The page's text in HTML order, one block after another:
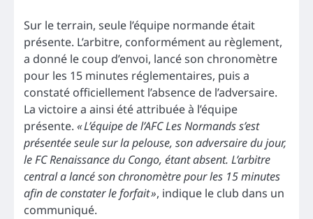
Sur le terrain, seule l’équipe normande était
présente. L’arbitre, conformément au règlement,
a donné le coup d’envoi, lancé son chronomètre
pour les 15 minutes réglementaires, puis a
constaté officiellement l’absence de l’adversaire.
La victoire a ainsi été attribuée à l’équipe
présente. « L’équipe de l’AFC Les Normands s’est
présentée seule sur la pelouse, son adversaire du jour,
le FC Renaissance du Congo, étant absent. L’arbitre
central a lancé son chronomètre pour les 15 minutes
afin de constater le forfait », indique le club dans un
communiqué.